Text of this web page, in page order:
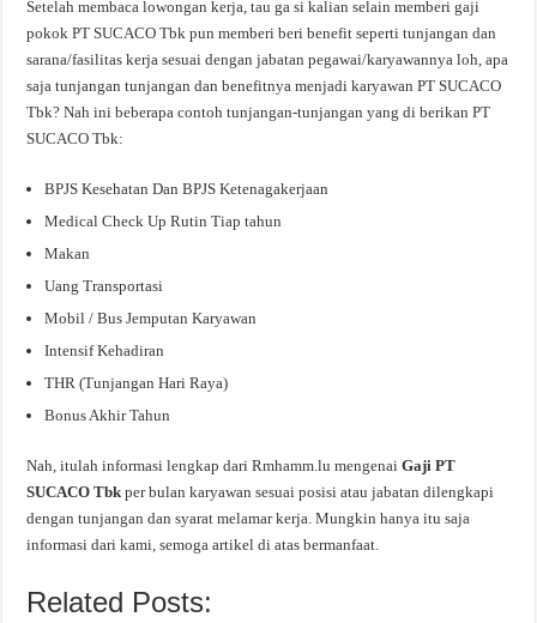
Setelah membaca lowongan kerja, tau ga si kalian selain memberi gaji
pokok PT SUCACO Tbk pun memberi beri benefit seperti tunjangan dan
sarana/fasilitas kerja sesuai dengan jabatan pegawai/karyawannya loh, apa
saja tunjangan tunjangan dan benefitnya menjadi karyawan PT SUCACO
Tbk? Nah ini beberapa contoh tunjangan-tunjangan yang di berikan PT
SUCACO Tbk:
BPJS Kesehatan Dan BPJS Ketenagakerjaan
Medical Check Up Rutin Tiap tahun
Makan
Uang Transportasi
Mobil / Bus Jemputan Karyawan
Intensif Kehadiran
THR (Tunjangan Hari Raya)
Bonus Akhir Tahun
Nah, itulah informasi lengkap dari Rmhamm.lu mengenaiGaji PT
SUCACO Tbkper bulan karyawan sesuai posisi atau jabatan dilengkapi
dengan tunjangan dan syarat melamar kerja. Mungkin hanya itu saja
informasi dari kami, semoga artikel di atas bermanfaat.
Related Posts: